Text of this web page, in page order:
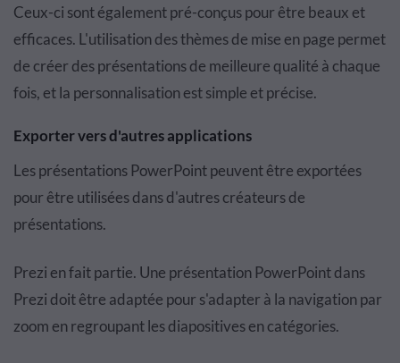
Ceux-ci sont également pré-conçus pour être beaux et
efficaces. L'utilisation des thèmes de mise en page permet
de créer des présentations de meilleure qualité à chaque
fois, et la personnalisation est simple et précise.
Exporter vers d'autres applications
Les présentations PowerPoint peuvent être exportées
pour être utilisées dans d'autres créateurs de
présentations.
Prezi en fait partie. Une présentation PowerPoint dans
Prezi doit être adaptée pour s'adapter à la navigation par
zoom en regroupant les diapositives en catégories.